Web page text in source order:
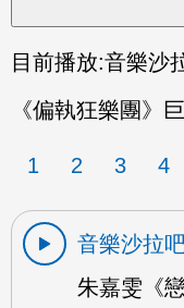
目前播放:音樂沙
《偏執狂樂團》
1 2 3 4
音樂沙拉
朱嘉雯《